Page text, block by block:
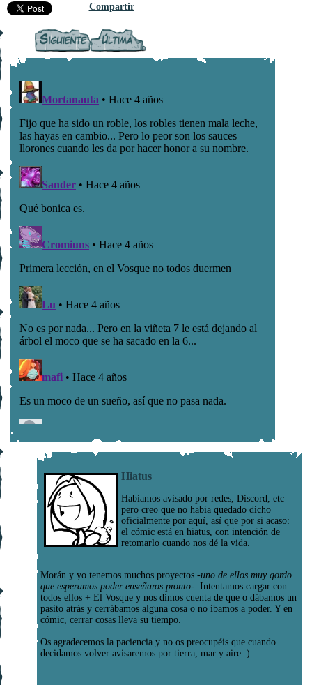
Compartir
Hiatus
Habíamos avisado por redes, Discord, etc
pero creo que no había quedado dicho
oficialmente por aquí, así que por si acaso:
el cómic está en hiatus, con intención de
retomarlo cuando nos dé la vida.
Morán y yo tenemos muchos proyectos -uno de ellos muy gordo
que esperamos poder enseñaros pronto- . Intentamos cargar con
todos ellos + El Vosque y nos dimos cuenta de que o dábamos un
pasito atrás y cerrábamos alguna cosa o no íbamos a poder. Y en
cómic, cerrar cosas lleva su tiempo.
Os agradecemos la paciencia y no os preocupéis que cuando
decidamos volver avisaremos por tierra, mar y aire :)